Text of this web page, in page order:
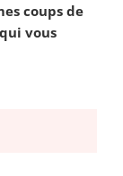
coups de
vous